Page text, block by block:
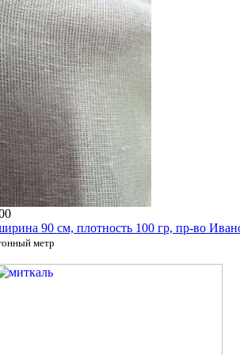
90 см, плотность 100 гр, пр-во
метр